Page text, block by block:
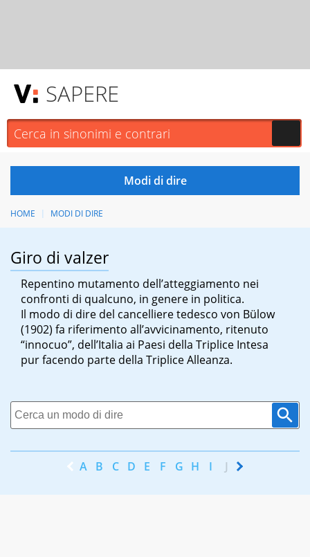
SAPERE
HOME MODI DI DIRE
Giro di valzer
Repentino mutamento dell’atteggiamento nei
confronti di qualcuno, in genere in politica.
Il modo di dire del cancelliere tedesco von Bülow
(1902) fa riferimento all’avvicinamento, ritenuto
“innocuo”, dell’Italia ai Paesi della Triplice Intesa
pur facendo parte della Triplice Alleanza.
A B C D E F G H I J K